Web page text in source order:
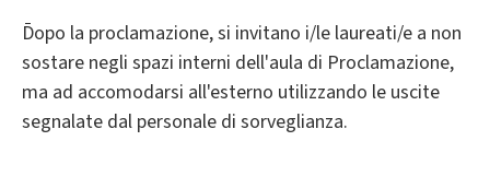
Dopo la proclamazione, si invitano i/le laureati/e a non
sostare negli spazi interni dell'aula di Proclamazione,
ma ad accomodarsi all'esterno utilizzando le uscite
segnalate dal personale di sorveglianza.